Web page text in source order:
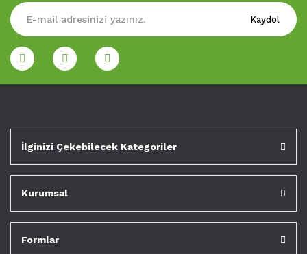
Kaydol
İlginizi Çekebilecek Kategoriler
Kurumsal
Formlar